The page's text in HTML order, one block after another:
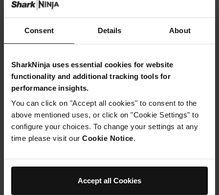
Consent Details About
SharkNinja uses essential cookies for website
functionality and additional tracking tools for
performance insights.
You can click on "Accept all cookies" to consent to the
above mentioned uses, or click on "Cookie Settings" to
configure your choices. To change your settings at any
time please visit our Cookie Notice.
Accept all Cookies
Étape 2
Ajoutez la poudre de matcha et mixez à nouveau pour
Étape 3
Versez le mélange dans des moules à sucettes et
congélateur pendant la nuit pour qu'ils durcissent.
Étape 4
Faites fondre le chocolat noir dans une casserole à feu
doux, en remuant fréquemment pour éviter qu'il ne
brûle. Retirez du feu une fois fondu et laissez refroidir
pendant environ 10 minutes.
Étape 5
Retirez les sucettes glacées du congélateur et
démoulez-les avec précaution.
recouvrir le dessus, placez-les sur un plateau ou une
assiette, puis saupoudrez les pistaches hachées pour